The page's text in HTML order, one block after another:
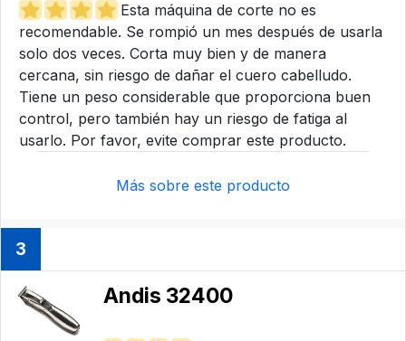
Esta máquina de corte no es
recomendable. Se rompió un mes después de usarla
solo dos veces. Corta muy bien y de manera
cercana, sin riesgo de dañar el cuero cabelludo.
Tiene un peso considerable que proporciona buen
control, pero también hay un riesgo de fatiga al
usarlo. Por favor, evite comprar este producto.
Más sobre este producto
3
Andis 32400